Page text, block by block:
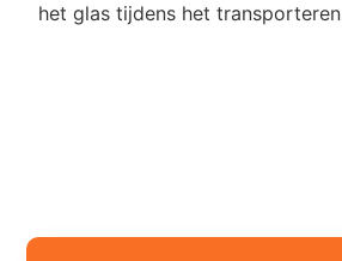
het glas tijdens het transporteren